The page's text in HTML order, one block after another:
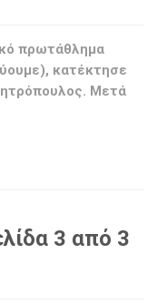
πρωτάθλημα
κατέκτησε
Μετά
3 από 3